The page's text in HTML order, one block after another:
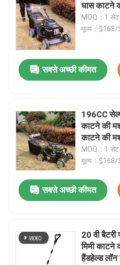
घास काटने
MOQ：1 सेट
मूल्य：
सबसे अच्छी कीमत
196CC
काटने की
काटने की
MOQ：1 सेट
मूल्य：
सबसे अच्छी कीमत
20 वी बैटरी
मिमी काटने
हैंडहेल्ड